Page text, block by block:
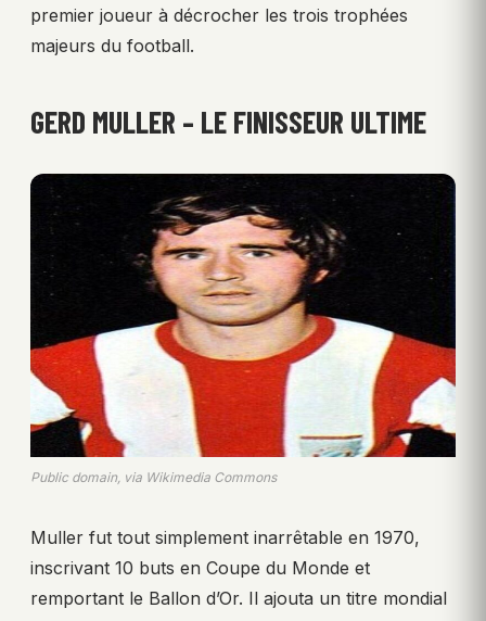
premier joueur à décrocher les trois trophées
majeurs du football.
GERD MULLER – LE FINISSEUR ULTIME
Public domain, via Wikimedia Commons
Muller fut tout simplement inarrêtable en 1970,
inscrivant 10 buts en Coupe du Monde et
remportant le Ballon d’Or. Il ajouta un titre mondial